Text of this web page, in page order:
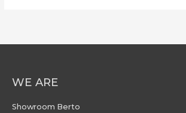
WE ARE
Showroom Berto